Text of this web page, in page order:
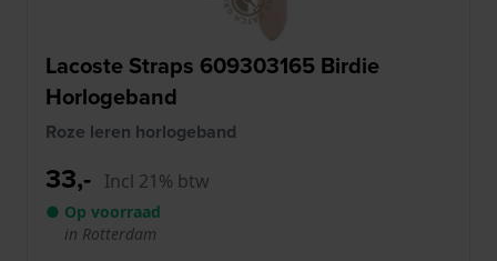
Lacoste Straps 609303165 Birdie
Horlogeband
Roze leren horlogeband
33,- Incl 21% btw
● Op voorraad
in Rotterdam